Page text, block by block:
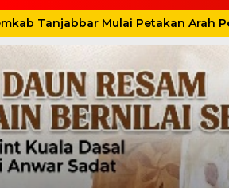
Tanjabbar Mulai Petakan Arah